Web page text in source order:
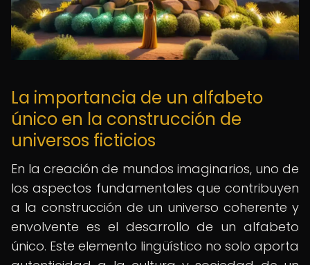
La importancia de un alfabeto
único en la construcción de
universos ficticios
En la creación de mundos imaginarios, uno de
los aspectos fundamentales que contribuyen
a la construcción de un universo coherente y
envolvente es el desarrollo de un alfabeto
único. Este elemento lingüístico no solo aporta